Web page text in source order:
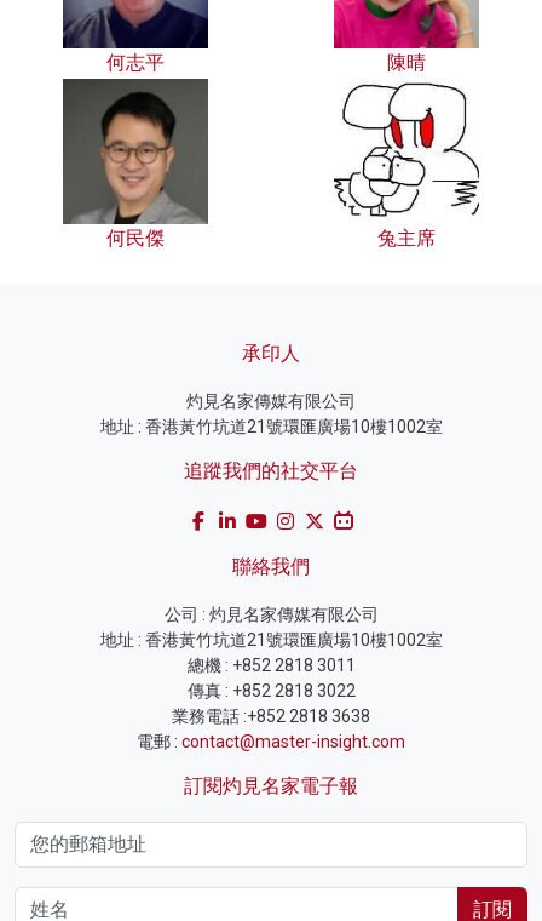
何志平 陳晴
何民傑 兔主席
承印人
灼見名家傳媒有限公司
地址 : 香港黃竹坑道21號環匯廣場10樓1002室
追蹤我們的社交平台
聯絡我們
公司 : 灼見名家傳媒有限公司
地址 : 香港黃竹坑道21號環匯廣場10樓1002室
總機 : +852 2818 3011
傳真 : +852 2818 3022
業務電話 :+852 2818 3638
電郵 : contact@master-insight.com
訂閱灼見名家電子報
訂閱